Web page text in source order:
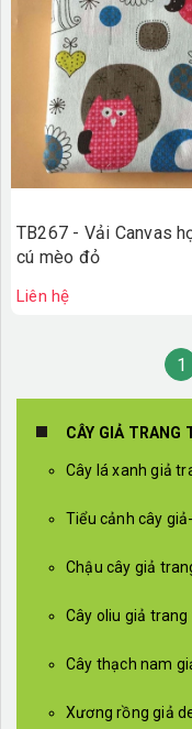
TB267 - Vải Canvas
cú mèo đỏ
Liên hệ
1
CÂY GIẢ TRANG
Cây lá xanh giả
Tiểu cảnh cây
Chậu cây giả
Cây oliu giả
Cây thạch nam
Xương rồng giả